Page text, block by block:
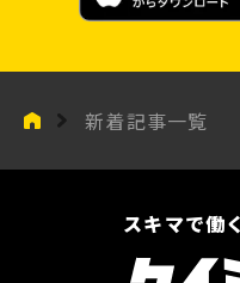
新着記事一覧
スキマで働